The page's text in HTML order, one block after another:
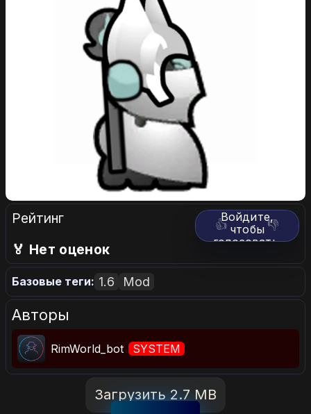
Рейтинг 👍 👎
Войдите,
чтобы
голосовать.
🏅 Нет оценок
Базовые теги: 1.6 Mod
Авторы
RimWorld_bot SYSTEM
Загрузить 2.7 MB